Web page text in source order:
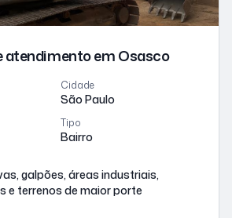
atendimentoem Osasco
Cidade
São Paulo
Tipo
Bairro
galpões, áreas industriais,
e terrenos de maior porte